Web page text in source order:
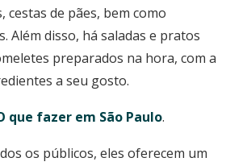
cestas de pães, bem como
Além disso, há saladas e pratos
preparados na hora, com a
a seu gosto.
que fazer em São Paulo.
os públicos, eles oferecem um